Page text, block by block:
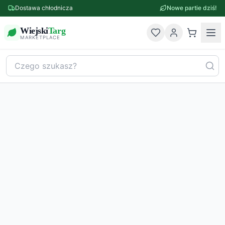
Dostawa chłodnicza Nowe partie dziś!
WiejskiTarg
MARKETPLACE